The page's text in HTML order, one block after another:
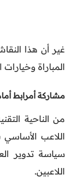
غير أن هذا
المباراة
مشاركة أمرابط
من الناحية
اللاعب
سياسة تدوير
اللاعبين.